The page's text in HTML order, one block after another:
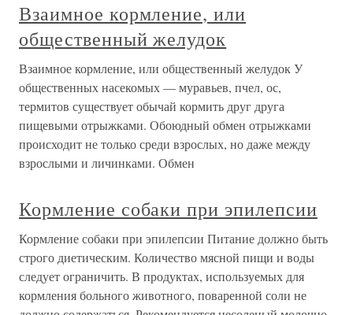
Взаимное кормление, или
общественный желудок
Взаимное кормление, или общественный желудок У
общественных насекомых — муравьев, пчел, ос,
термитов существует обычай кормить друг друга
пищевыми отрыжками. Обоюдный обмен отрыжками
происходит не только среди взрослых, но даже между
взрослыми и личинками. Обмен
Кормление собаки при эпилепсии
Кормление собаки при эпилепсии Питание должно быть
строго диетическим. Количество мясной пищи и воды
следует ограничить. В продуктах, используемых для
кормления больного животного, поваренной соли не